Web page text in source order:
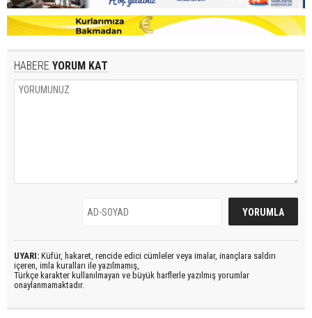
HABERE YORUM KAT
UYARI: Küfür, hakaret, rencide edici cümleler veya imalar, inançlara saldırı
içeren, imla kuralları ile yazılmamış,
Türkçe karakter kullanılmayan ve büyük harflerle yazılmış yorumlar
onaylanmamaktadır.